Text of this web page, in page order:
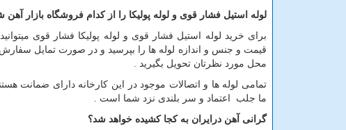
لوله استیل فشار قوی و لوله پولیکا را از کدام فروشگاه بازار
برای خرید لوله استیل فشار قوی و لوله پولیکا فشار قوی
قیمت و جنس و اندازه لوله ها را بپرسید و در صورت تمایل سفارش
محل مورد نظرتان تحویل بگیرید .
تمامی لوله ها و اتصالات موجود در این کارخانه دارای ضمانت
ما جلب اعتماد و سر بلندی نزد شما است .
گرانی آهن درایران به کجا کشیده خواهد شد؟